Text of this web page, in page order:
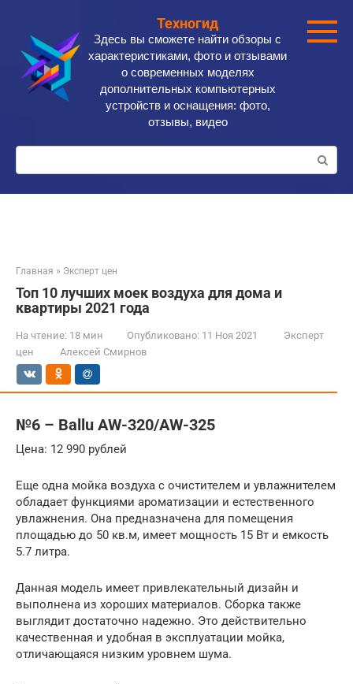
контенту
Техногид
Здесь вы сможете найти обзоры с
характеристиками, фото и отзывами
о современных моделях
дополнительных компьютерных
устройств и оснащения: фото,
отзывы, видео
Поиск:
Главная » Эксперт цен
Топ 10 лучших моек воздуха для дома и
квартиры 2021 года
На чтение: 18 мин Опубликовано: 11 Ноя 2021
Эксперт
цен
Алексей Смирнов
№6 – Ballu AW-320/AW-325
Цена: 12 990 рублей
Еще одна мойка воздуха с очистителем и увлажнителем
обладает функциями ароматизации и естественного
увлажнения. Она предназначена для помещения
площадью до 50 кв.м, имеет мощность 15 Вт и емкость
5.7 литра.
Данная модель имеет привлекательный дизайн и
выполнена из хороших материалов. Сборка также
выглядит достаточно надежно. Это действительно
качественная и удобная в эксплуатации мойка,
отличающаяся низким уровнем шума.